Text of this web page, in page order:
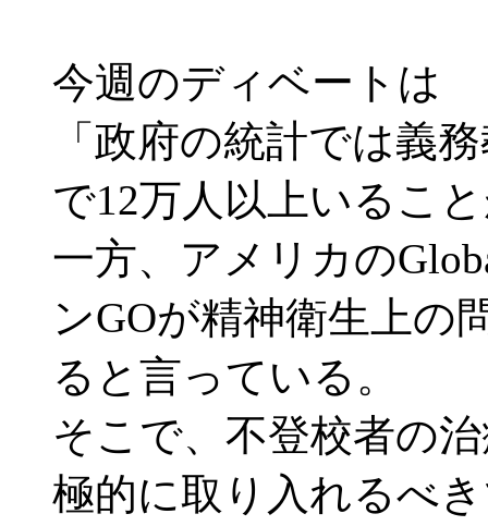
今週のディベートは
「政府の統計では義
で12万人以上いるこ
一方、アメリカの
ンGOが精神衛生上の
ると言っている。
そこで、不登校者の
極的に取り入れるべ